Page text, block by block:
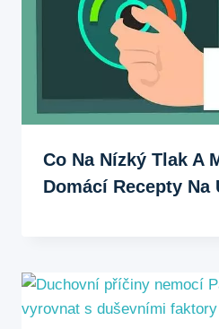
Co Na Nízký Tlak A
Domácí Recepty Na